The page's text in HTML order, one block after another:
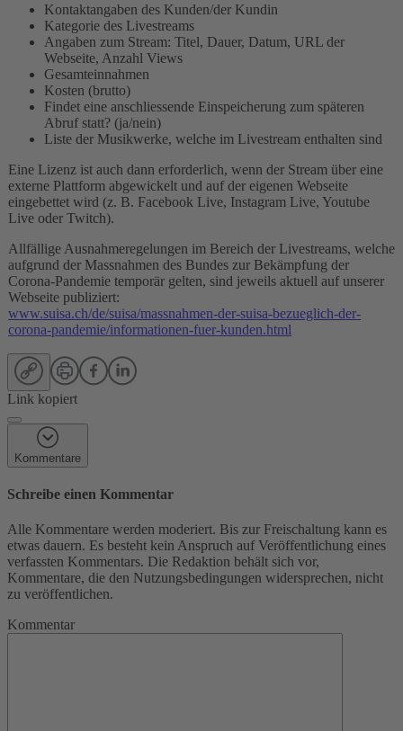
Kontaktangaben des Kunden/der Kundin
Kategorie des Livestreams
Angaben zum Stream: Titel, Dauer, Datum, URL der
Webseite, Anzahl Views
Gesamteinnahmen
Kosten (brutto)
Findet eine anschliessende Einspeicherung zum späteren
Abruf statt? (ja/nein)
Liste der Musikwerke, welche im Livestream enthalten sind
Eine Lizenz ist auch dann erforderlich, wenn der Stream über eine
externe Plattform abgewickelt und auf der eigenen Webseite
eingebettet wird (z. B. Facebook Live, Instagram Live, Youtube
Live oder Twitch).
Allfällige Ausnahmeregelungen im Bereich der Livestreams, welche
aufgrund der Massnahmen des Bundes zur Bekämpfung der
Corona-Pandemie temporär gelten, sind jeweils aktuell auf unserer
Webseite publiziert:
www.suisa.ch/de/suisa/massnahmen-der-suisa-bezueglich-der-
corona-pandemie/informationen-fuer-kunden.html
Link kopiert
Kommentare
Schreibe einen Kommentar
Alle Kommentare werden moderiert. Bis zur Freischaltung kann es
etwas dauern. Es besteht kein Anspruch auf Veröffentlichung eines
verfassten Kommentars. Die Redaktion behält sich vor,
Kommentare, die den Nutzungsbedingungen widersprechen, nicht
zu veröffentlichen.
Kommentar